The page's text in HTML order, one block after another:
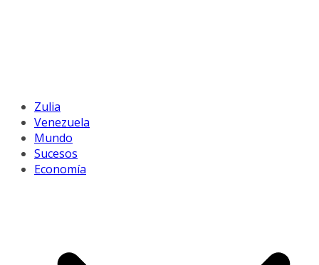
Zulia
Venezuela
Mundo
Sucesos
Economía